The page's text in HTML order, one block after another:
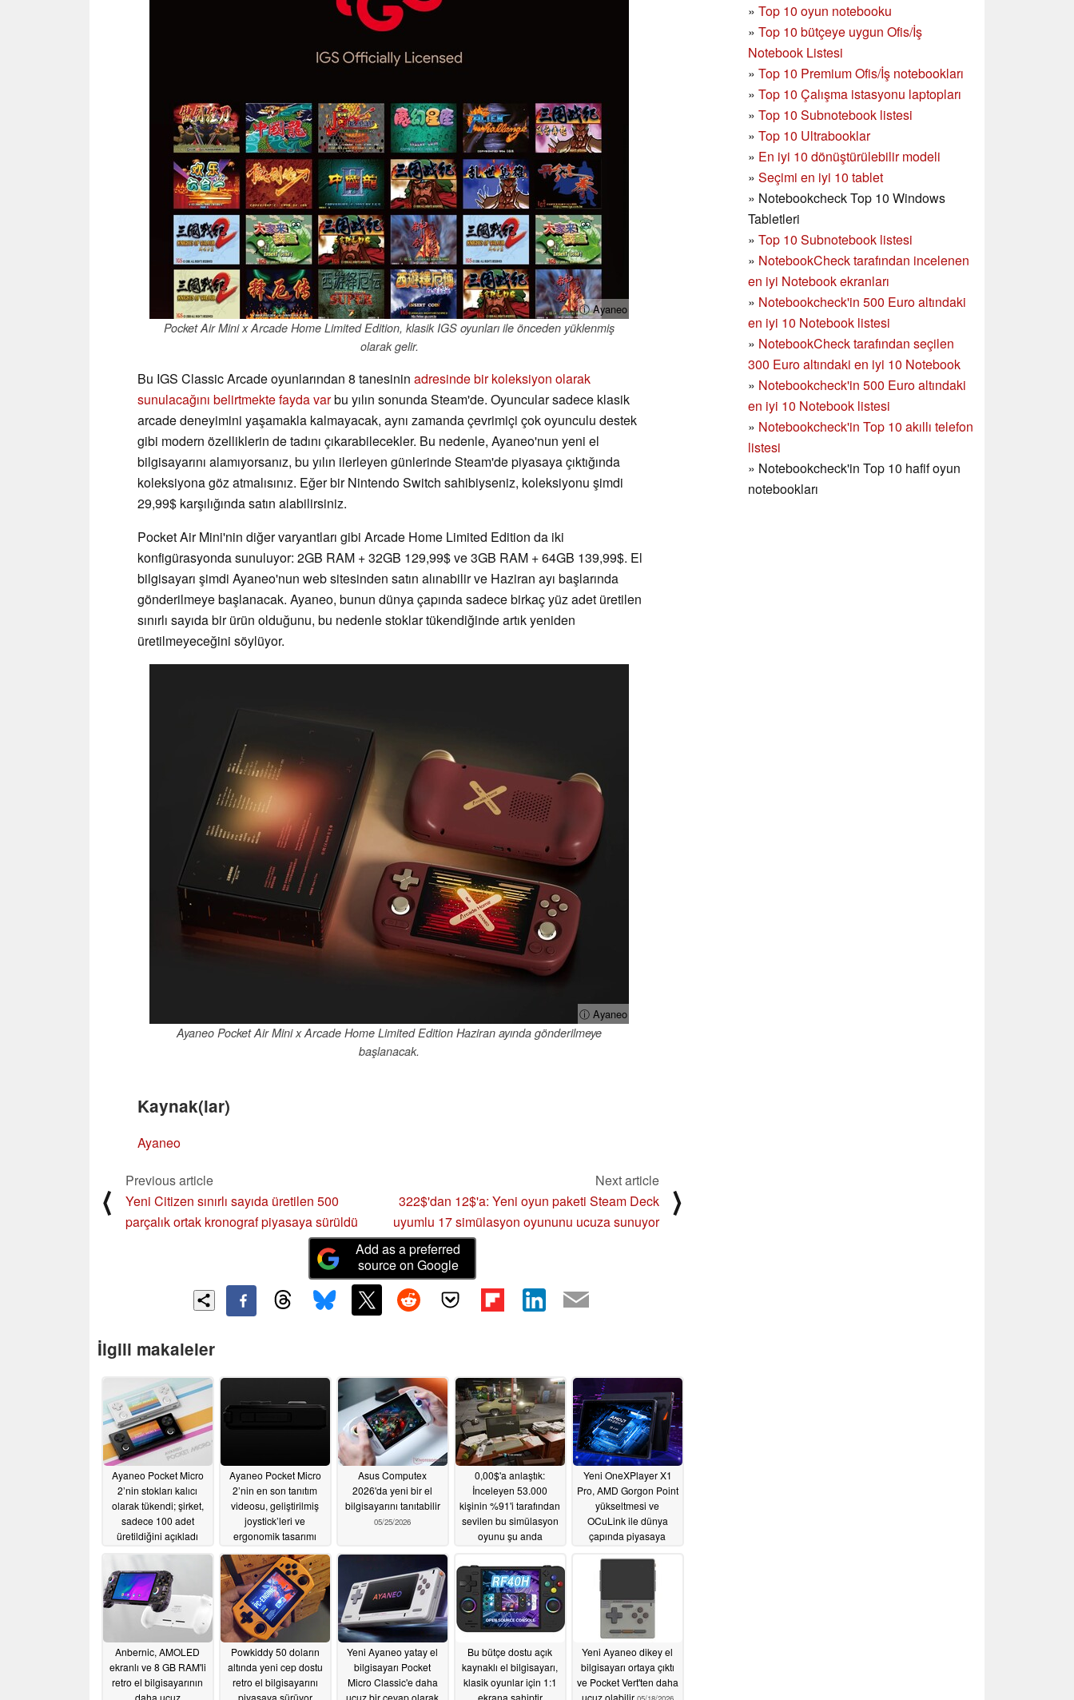
» Top 10 oyun notebooku
» Top 10 bütçeye uygun Ofis/İş
Notebook Listesi
» Top 10 Premium Ofis/İş notebookları
» Top 10 Çalışma istasyonu laptopları
» Top 10 Subnotebook listesi
» Top 10 Ultrabooklar
» En iyi 10 dönüştürülebilir modeli
» Seçimi en iyi 10 tablet
» Notebookcheck Top 10 Windows
Tabletleri
» Top 10 Subnotebook listesi
» NotebookCheck tarafından incelenen
en iyi Notebook ekranları
» Notebookcheck'in 500 Euro altındaki
en iyi 10 Notebook listesi
» NotebookCheck tarafından seçilen
300 Euro altındaki en iyi 10 Notebook
» Notebookcheck'in 500 Euro altındaki
en iyi 10 Notebook listesi
» Notebookcheck'in Top 10 akıllı telefon
listesi
» Notebookcheck'in Top 10 hafif oyun
notebookları
ⓘ Ayaneo
Pocket Air Mini x Arcade Home Limited Edition, klasik IGS oyunları ile önceden yüklenmiş
olarak gelir.
Bu IGS Classic Arcade oyunlarından 8 tanesinin adresinde bir koleksiyon olarak
sunulacağını belirtmekte fayda varbu yılın sonunda Steam'de. Oyuncular sadece klasik
arcade deneyimini yaşamakla kalmayacak, aynı zamanda çevrimiçi çok oyunculu destek
gibi modern özelliklerin de tadını çıkarabilecekler. Bu nedenle, Ayaneo'nun yeni el
bilgisayarını alamıyorsanız, bu yılın ilerleyen günlerinde Steam'de piyasaya çıktığında
koleksiyona göz atmalısınız. Eğer bir Nintendo Switch sahibiyseniz, koleksiyonu şimdi
29,99$ karşılığında satın alabilirsiniz.
Pocket Air Mini'nin diğer varyantları gibi Arcade Home Limited Edition da iki
konfigürasyonda sunuluyor: 2GB RAM + 32GB 129,99$ ve 3GB RAM + 64GB 139,99$. El
bilgisayarı şimdi Ayaneo'nun web sitesinden satın alınabilir ve Haziran ayı başlarında
gönderilmeye başlanacak. Ayaneo, bunun dünya çapında sadece birkaç yüz adet üretilen
sınırlı sayıda bir ürün olduğunu, bu nedenle stoklar tükendiğinde artık yeniden
üretilmeyeceğini söylüyor.
ⓘ Ayaneo
Ayaneo Pocket Air Mini x Arcade Home Limited Edition Haziran ayında gönderilmeye
başlanacak.
Kaynak(lar)
Ayaneo
⟨
Previous article
Yeni Citizen sınırlı sayıda üretilen 500
parçalık ortak kronograf piyasaya sürüldü
Next article
322$'dan 12$'a: Yeni oyun paketi Steam Deck
uyumlu 17 simülasyon oyununu ucuza sunuyor
⟩
Add as a preferred
source on Google
İlgili makaleler
Ayaneo Pocket Micro
2’nin stokları kalıcı
olarak tükendi; şirket,
sadece 100 adet
üretildiğini açıkladı
06/28/2026
Ayaneo Pocket Micro
2’nin en son tanıtım
videosu, geliştirilmiş
joystick’leri ve
ergonomik tasarımı
06/23/2026
Asus Computex
2026'da yeni bir el
bilgisayarını tanıtabilir
05/25/2026
0,00$'a anlaştık:
İnceleyen 53.000
kişinin %91'i tarafından
sevilen bu simülasyon
oyunu şu anda
05/22/2026
Yeni OneXPlayer X1
Pro, AMD Gorgon Point
yükseltmesi ve
OCuLink ile dünya
çapında piyasaya
Anbernic, AMOLED
ekranlı ve 8 GB RAM'li
retro el bilgisayarının
Powkiddy 50 doların
altında yeni cep dostu
retro el bilgisayarını
Yeni Ayaneo yatay el
bilgisayarı Pocket
Micro Classic'e daha
Bu bütçe dostu açık
kaynaklı el bilgisayarı,
klasik oyunlar için 1:1
Yeni Ayaneo dikey el
bilgisayarı ortaya çıktı
ve Pocket Vert'ten daha